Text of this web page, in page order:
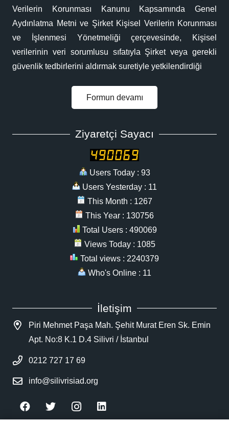
Verilerin Korunması Kanunu Kapsamında Genel
Aydınlatma Metni ve Şirket Kişisel Verilerin Korunması
ve İşlenmesi Yönetmeliği çerçevesinde, Kişisel
verilerinin veri sorumlusu sıfatıyla Şirket veya gerekli
güvenlik tedbirlerini aldırmak suretiyle yetkilendirdiği
Formun devamı
Ziyaretçi Sayacı
Users Today : 93
Users Yesterday : 11
This Month : 1267
This Year : 130756
Total Users : 490069
Views Today : 1085
Total views : 2240379
Who's Online : 11
İletişim
Piri Mehmet Paşa Mah. Şehit Murat Eren Sk. Emin
Apt. No:8 K.1 D.4 Silivri / İstanbul
0212 727 17 69
info@silivrisiad.org